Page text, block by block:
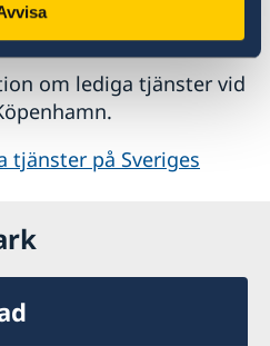
om lediga tjänster vid
på Sveriges